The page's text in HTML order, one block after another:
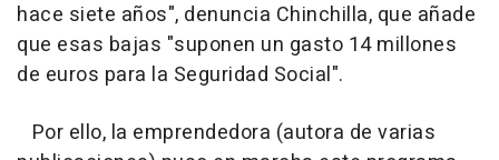
hace siete años", denuncia Chinchilla, que añade
que esas bajas "suponen un gasto 14 millones
de euros para la Seguridad Social".
Por ello, la emprendedora (autora de varias